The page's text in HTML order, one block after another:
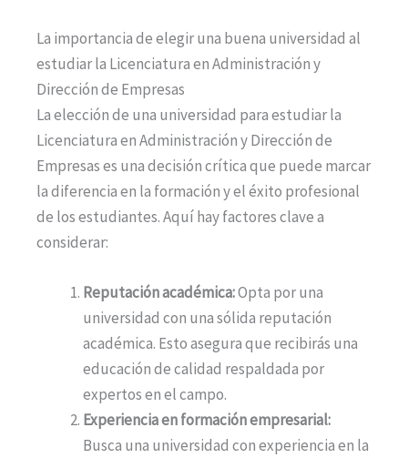
La importancia de elegir una buena universidad al
estudiar la Licenciatura en Administración y
Dirección de Empresas
La elección de una universidad para estudiar la
Licenciatura en Administración y Dirección de
Empresas es una decisión crítica que puede marcar
la diferencia en la formación y el éxito profesional
de los estudiantes. Aquí hay factores clave a
considerar:
Reputación académica:Opta por una
universidad con una sólida reputación
académica. Esto asegura que recibirás una
educación de calidad respaldada por
expertos en el campo.
Experiencia en formación empresarial:
Busca una universidad con experiencia en la